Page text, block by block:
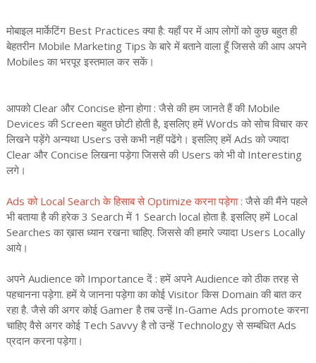
मोबाइल मार्केटिंग Best Practices क्या है: यहाँ पर में आप लोगों को कुछ बहुत ही
बेहतरीन Mobile Marketing Tips के बारे में बताने वाला हूँ जिससे की आप अपने
Mobiles का भरपूर इस्तमाल कर सकें।
आपको Clear और Concise होना होगा : जैसे की हम जानते हैं की Mobile
Devices की Screen बहुत छोटी होती है, इसलिए हमें Words को सोच विचार कर
लिखने पड़ेंगे अन्यथा Users उसे कभी नहीं पढेंगे। इसलिए हमें Ads को ज्यादा
Clear और Concise लिखना पड़ेगा जिससे की Users को भी वो Interesting
लगे।
Ads को Local Search के हिसाब से Optimize करना पड़ेगा : जैसे की मैंने पहले
भी बताया है की हरेक 3 Search में 1 Search local होता है. इसलिए हमें Local
Searches का ख़ास ध्यान रखना चाहिए. जिससे की हमारे ज्यादा Users Locally
आये।
अपने Audience को Importance दें : हमें अपने Audience को ठीक तरह से
पहचानना पड़ेगा. हमें ये जानना पड़ेगा का कोई Visitor किस Domain की बात कर
रहा है. जैसे की अगर कोई Gamer है तब उन्हें In-Game Ads promote करना
चाहिए वैसे अगर कोई Tech Savvy है तो उन्हें Technology से सम्बंधित Ads
प्रदान करना पड़ेगा।